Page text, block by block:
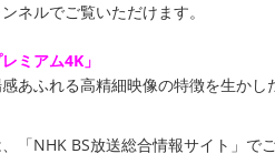
ネルでご覧いただけます。
ミアム4K」
あふれる高精細映像の特徴を生かし
「NHK BS放送総合情報サイト」で